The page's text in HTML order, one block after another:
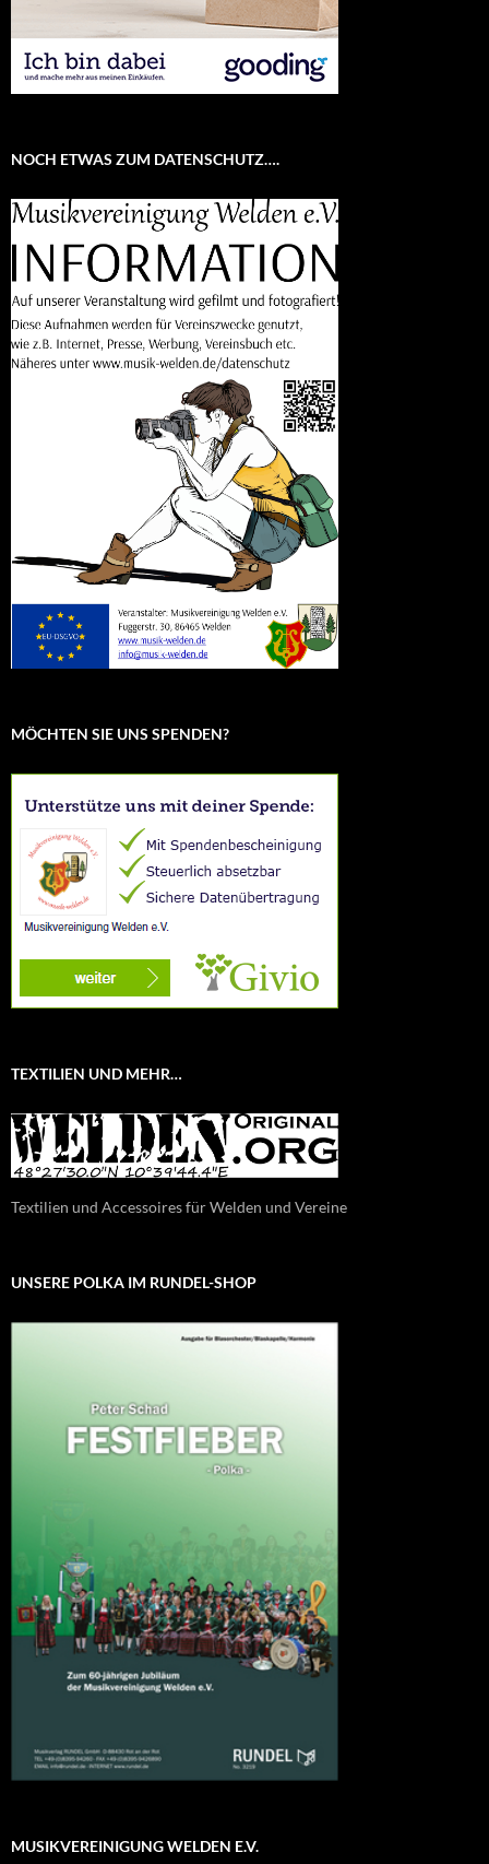
NOCH ETWAS ZUM DATENSCHUTZ….
MÖCHTEN SIE UNS SPENDEN?
TEXTILIEN UND MEHR…
Textilien und Accessoires für Welden und Vereine
UNSERE POLKA IM RUNDEL-SHOP
MUSIKVEREINIGUNG WELDEN E.V.